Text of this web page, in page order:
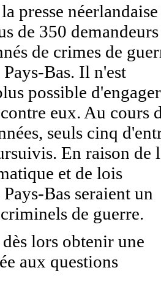
presse néerlandaise
de 350 demandeurs
de crimes de
Bas. Il n'est
possible d'engager
eux. Au cours
seuls cinq
En raison de
et de lois
Bas seraient un
de guerre.
lors obtenir une
aux questions